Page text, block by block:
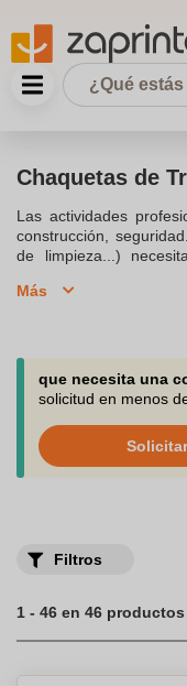
Chaquetas de
Las actividades
construcción,
de limpieza...)
una chaqueta de
personalizadas para
marca. Esta
calor a tus
libre gracias a la
pedido, tu empresa,
equipados contra el
Más
que necesita una
solicitud en menos
Filtros
1 - 46 en 46 productos